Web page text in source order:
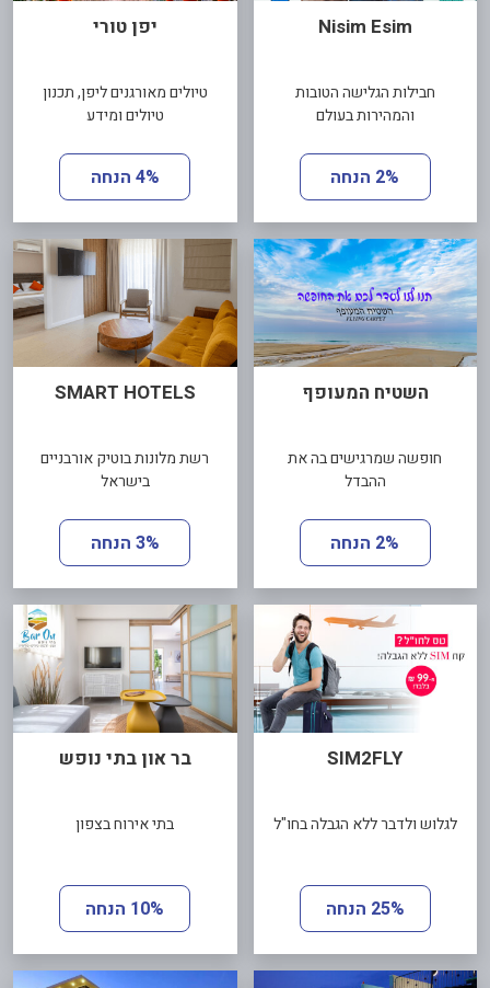
Nisim Esim
חבילות הגלישה הטובות
והמהירות בעולם
2% הנחה
יפן טורי
טיולים מאורגנים ליפן, תכנון
טיולים ומידע
4% הנחה
השטיח המעופף
חופשה שמרגישים בה את
ההבדל
2% הנחה
SMART HOTELS
רשת מלונות בוטיק אורבניים
בישראל
3% הנחה
SIM2FLY
לגלוש ולדבר ללא הגבלה בחו"ל
25% הנחה
בר און בתי נופש
בתי אירוח בצפון
10% הנחה